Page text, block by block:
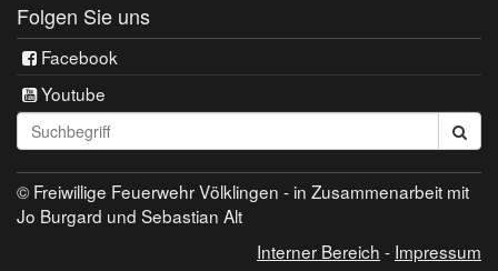
Folgen Sie uns
Facebook
Youtube
Seite
durchsuchen:
© Freiwillige Feuerwehr Völklingen - in Zusammenarbeit mit
Jo Burgard und Sebastian Alt
Interner Bereich - Impressum